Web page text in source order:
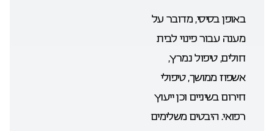
באופן בסיסי, מדובר על
מענה עבור פינוי לבית
חולים, טיפול נמרץ,
אשפוז ממושך, טיפולי
חירום בשיניים וכן ייעוץ
רפואי. היבטים משלימים